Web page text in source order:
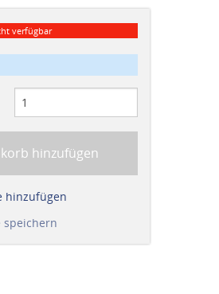
verfügbar
hinzufügen
hinzufügen
speichern